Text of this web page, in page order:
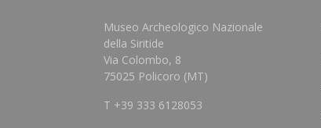
Museo Archeologico Nazionale
della Siritide
Via Colombo, 8
75025 Policoro (MT)
T +39 333 6128053